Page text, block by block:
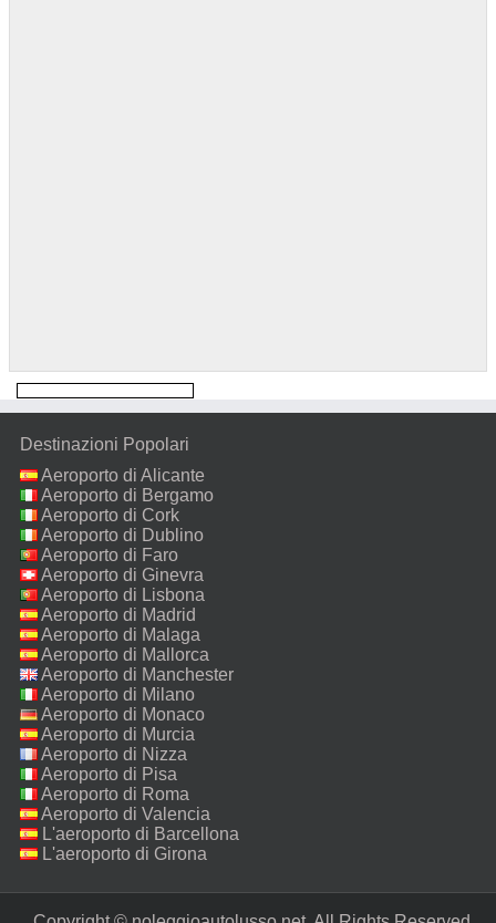
Destinazioni Popolari
Aeroporto di Alicante
Aeroporto di Bergamo
Aeroporto di Cork
Aeroporto di Dublino
Aeroporto di Faro
Aeroporto di Ginevra
Aeroporto di Lisbona
Aeroporto di Madrid
Aeroporto di Malaga
Aeroporto di Mallorca
Aeroporto di Manchester
Aeroporto di Milano
Malpensa
Aeroporto di Monaco
Aeroporto di Murcia
Aeroporto di Nizza
Aeroporto di Pisa
Aeroporto di Roma
Fiumicino
Aeroporto di Valencia
L'aeroporto di Barcellona
L'aeroporto di Girona